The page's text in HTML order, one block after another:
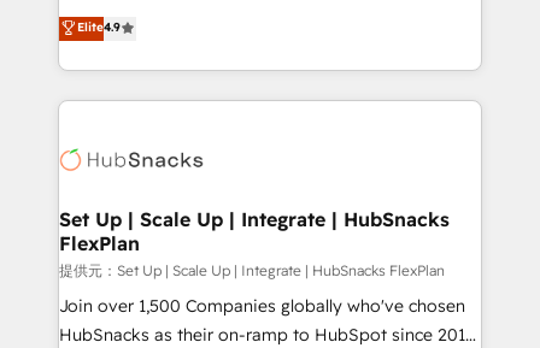
and CRM migration from any platform •
Client/member portals built on HubSpot • Custom
WooCommerce, BuilderTrend, and more Experience
the difference — reach out to see how AI + HubSpot
From HubSpot onboarding, to training, from
developing a new website to lead generation and
digital marketing; we do it all (and with great
results)! In short, our services include: - HubSpot
HubSpot development: websites, custom modules,
marketing, advertising, campaigns, content and
design We connect people, data and technology to
improve customer experiences. With our bright
people, exciting ideas and can-do mentality, we
ensure revenue growth on a daily basis. So tell us
Elite4.9
Set Up | Scale Up | Integrate | HubSnacks
FlexPlan
提供元：Set Up | Scale Up | Integrate | HubSnacks FlexPlan
Join over 1,500 Companies globally who've chosen
HubSnacks as their on-ramp to HubSpot since 2014